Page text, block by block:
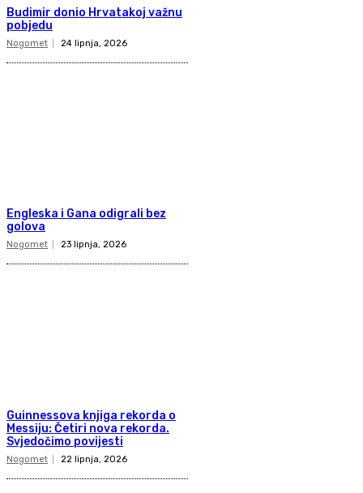
Budimir donio Hrvatakoj važnu
pobjedu
Nogomet 24 lipnja, 2026
Engleska i Gana odigrali bez
golova
Nogomet 23 lipnja, 2026
Guinnessova knjiga rekorda o
Messiju: Četiri nova rekorda.
Svjedočimo povijesti
Nogomet 22 lipnja, 2026